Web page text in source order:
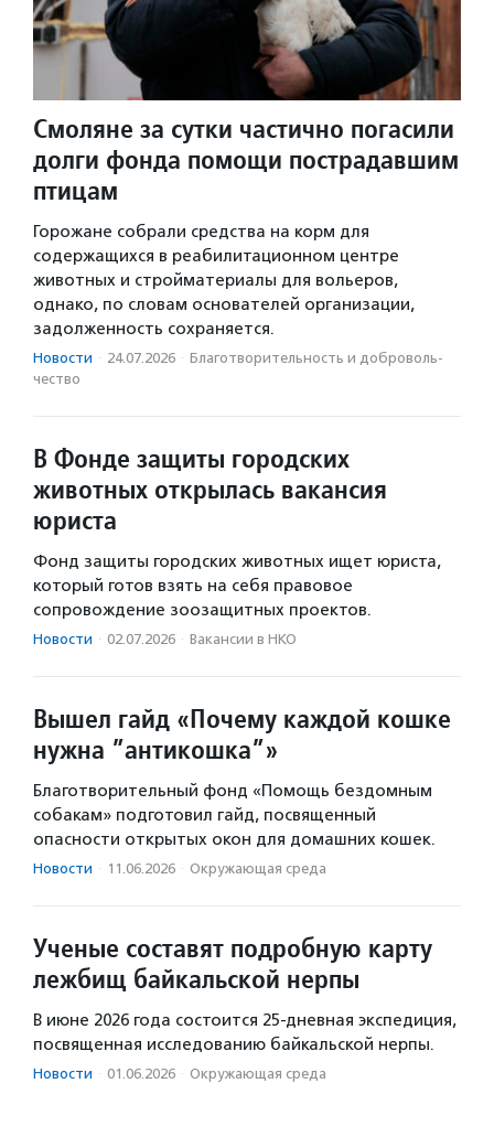
Смоляне за сутки частично погасили
долги фонда помощи пострадавшим
птицам
Горожане собрали средства на корм для
содержащихся в реабилитационном центре
животных и стройматериалы для вольеров,
однако, по словам основателей организации,
задолженность сохраняется.
Новости · 24.07.2026 · Благотвори­тель­ность и доброволь­
чест­во
В Фонде защиты городских
животных открылась вакансия
юриста
Фонд защиты городских животных ищет юриста,
который готов взять на себя правовое
сопровождение зоозащитных проектов.
Новости · 02.07.2026 · Вакансии в НКО
Вышел гайд «Почему каждой кошке
нужна ”антикошка”»
Благотворительный фонд «Помощь бездомным
собакам» подготовил гайд, посвященный
опасности открытых окон для домашних кошек.
Новости · 11.06.2026 · Окружающая среда
Ученые составят подробную карту
лежбищ байкальской нерпы
В июне 2026 года состоится 25-дневная экспедиция,
посвященная исследованию байкальской нерпы.
Новости · 01.06.2026 · Окружающая среда